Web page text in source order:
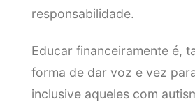
responsabilidade.
Educar financeiramente é,
forma de dar voz e vez
inclusive aqueles com